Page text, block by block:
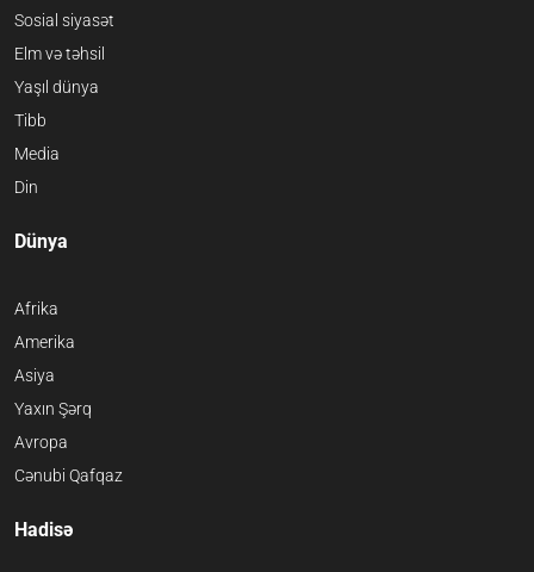
Sosial siyasət
Elm və təhsil
Yaşıl dünya
Tibb
Media
Din
Dünya
Afrika
Amerika
Asiya
Yaxın Şərq
Avropa
Cənubi Qafqaz
Hadisə